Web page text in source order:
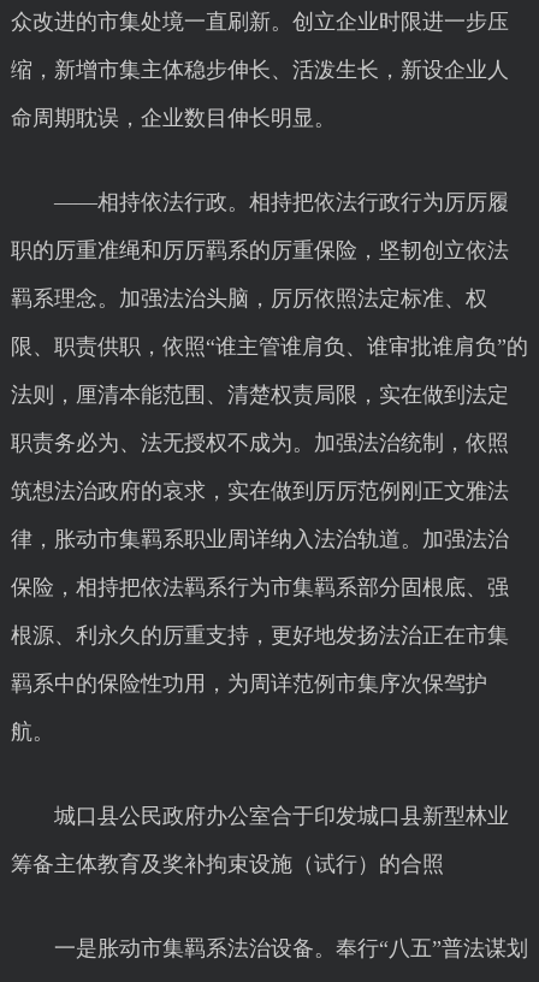
众改进的市集处境一直刷新。创立企业时限进一步压
缩，新增市集主体稳步伸长、活泼生长，新设企业人
命周期耽误，企业数目伸长明显。
——相持依法行政。相持把依法行政行为厉厉履
职的厉重准绳和厉厉羁系的厉重保险，坚韧创立依法
羁系理念。加强法治头脑，厉厉依照法定标准、权
限、职责供职，依照“谁主管谁肩负、谁审批谁肩负”的
法则，厘清本能范围、清楚权责局限，实在做到法定
职责务必为、法无授权不成为。加强法治统制，依照
筑想法治政府的哀求，实在做到厉厉范例刚正文雅法
律，胀动市集羁系职业周详纳入法治轨道。加强法治
保险，相持把依法羁系行为市集羁系部分固根底、强
根源、利永久的厉重支持，更好地发扬法治正在市集
羁系中的保险性功用，为周详范例市集序次保驾护
航。
城口县公民政府办公室合于印发城口县新型林业
筹备主体教育及奖补拘束设施（试行）的合照
一是胀动市集羁系法治设备。奉行“八五”普法谋划